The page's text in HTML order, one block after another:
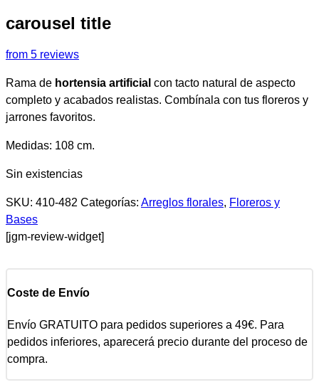
carousel title
from 5 reviews
Rama de hortensia artificial con tacto natural de aspecto
completo y acabados realistas. Combínala con tus floreros y
jarrones favoritos.
Medidas: 108 cm.
Sin existencias
SKU: 410-482 Categorías: Arreglos florales, Floreros y
Bases
[jgm-review-widget]
Coste de Envío
Envío GRATUITO para pedidos superiores a 49€. Para
pedidos inferiores, aparecerá precio durante del proceso de
compra.